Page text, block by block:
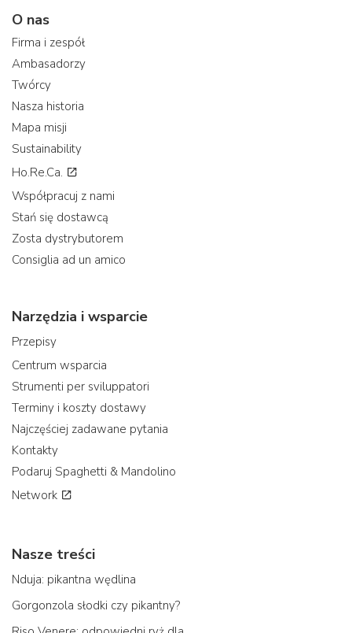
O nas
Firma i zespół
Ambasadorzy
Twórcy
Nasza historia
Mapa misji
Sustainability
Ho.Re.Ca.
Współpracuj z nami
Stań się dostawcą
Zosta dystrybutorem
Consiglia ad un amico
Narzędzia i wsparcie
Przepisy
Centrum wsparcia
Strumenti per sviluppatori
Terminy i koszty dostawy
Najczęściej zadawane pytania
Kontakty
Podaruj Spaghetti & Mandolino
Network
Nasze treści
Nduja: pikantna wędlina
Gorgonzola słodki czy pikantny?